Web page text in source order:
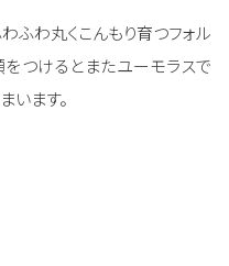
ふわ丸くこんもり育つフォル
つけるとまたユーモラスで
います。